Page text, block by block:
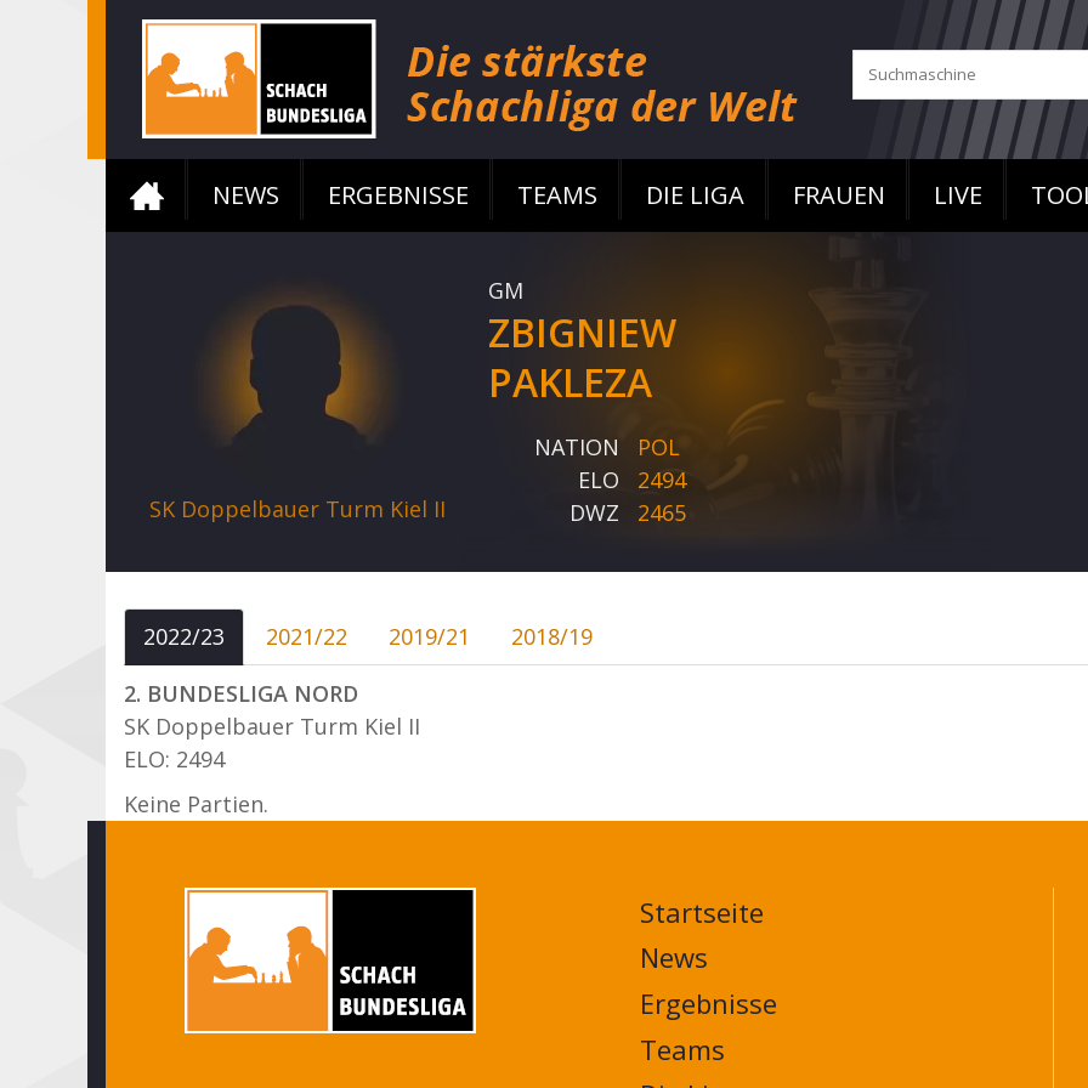
NEWS ERGEBNISSE TEAMS DIE LIGA FRAUEN LIVE
SK Doppelbauer Turm Kiel II
GM
ZBIGNIEW
PAKLEZA
NATION
POL
ELO
2494
DWZ
2465
2022/23 2021/22 2019/21
2018/19
2. BUNDESLIGA NORD
SK Doppelbauer Turm Kiel II
ELO: 2494
Keine Partien.
MAIN
NAVIGATION
FOOTER
Startseite
News
Ergebnisse
Teams